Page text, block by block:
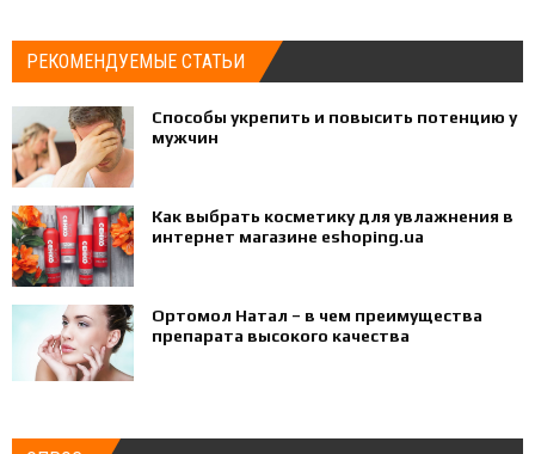
РЕКОМЕНДУЕМЫЕ СТАТЬИ
Способы укрепить и повысить потенцию у
мужчин
Как выбрать косметику для увлажнения в
интернет магазине eshoping.ua
Ортомол Натал – в чем преимущества
препарата высокого качества